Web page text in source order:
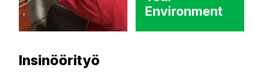
Environment
Insinöörityö